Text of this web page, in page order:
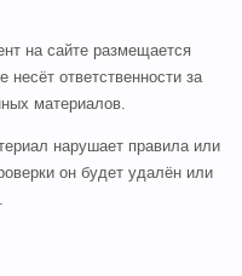
на сайте размещается
ответственности за
материалов.
нарушает правила или
он будет удалён или